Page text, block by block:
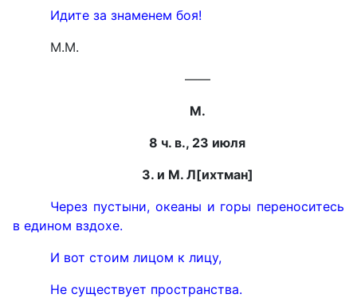
Идите за знаменем боя!
М.М.
——
M.
8 ч. в., 23 июля
З. и М. Л[ихтман]
Через пустыни, океаны и горы переноситесь
в едином вздохе.
И вот стоим лицом к лицу,
Не существует пространства.